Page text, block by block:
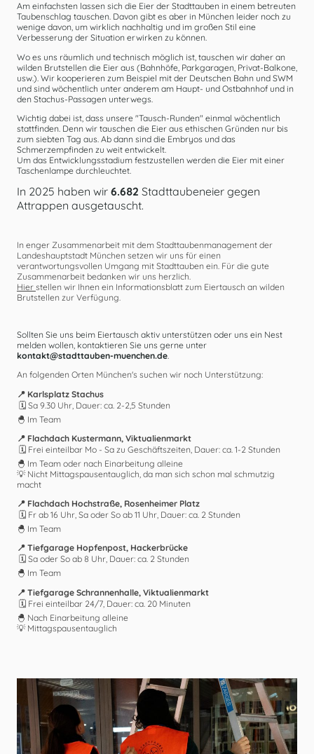
Am einfachsten lassen sich die Eier der Stadttauben in einem betreuten
Taubenschlag tauschen. Davon gibt es aber in München leider noch zu
wenige davon, um wirklich nachhaltig und im großen Stil eine
Verbesserung der Situation erwirken zu können.
Wo es uns räumlich und technisch möglich ist, tauschen wir daher an
wilden Brutstellen die Eier aus (Bahnhöfe, Parkgaragen, Privat-Balkone,
usw.). Wir kooperieren zum Beispiel mit der Deutschen Bahn und SWM
und sind wöchentlich unter anderem am Haupt- und Ostbahnhof und in
den Stachus-Passagen unterwegs.
Wichtig dabei ist, dass unsere "Tausch-Runden" einmal wöchentlich
stattfinden. Denn wir tauschen die Eier aus ethischen Gründen nur bis
zum siebten Tag aus. Ab dann sind die Embryos und das
Schmerzempfinden zu weit entwickelt.
Um das Entwicklungsstadium festzustellen werden die Eier mit einer
Taschenlampe durchleuchtet.
In 2025 haben wir 6.682 Stadttaubeneier gegen
Attrappen ausgetauscht.
In enger Zusammenarbeit mit dem Stadttaubenmanagement der
Landeshauptstadt München setzen wir uns für einen
verantwortungsvollen Umgang mit Stadttauben ein. Für die gute
Zusammenarbeit bedanken wir uns herzlich.
Hier stellen wir Ihnen ein Informationsblatt zum Eiertausch an wilden
Brutstellen zur Verfügung.
Sollten Sie uns beim Eiertausch aktiv unterstützen oder uns ein Nest
melden wollen, kontaktieren Sie uns gerne unter
kontakt@stadttauben-muenchen.de.
An folgenden Orten München's suchen wir noch Unterstützung:
📍 Karlsplatz Stachus
🗓 Sa 9.30 Uhr, Dauer: ca. 2-2,5 Stunden
🐣 Im Team
📍 Flachdach Kustermann, Viktualienmarkt
🗓 Frei einteilbar Mo - Sa zu Geschäftszeiten, Dauer: ca. 1-2 Stunden
🐣 Im Team oder nach Einarbeitung alleine
💡 Nicht Mittagspausentauglich, da man sich schon mal schmutzig
macht
📍 Flachdach Hochstraße, Rosenheimer Platz
🗓 Fr ab 16 Uhr, Sa oder So ab 11 Uhr, Dauer: ca. 2 Stunden
🐣 Im Team
📍 Tiefgarage Hopfenpost, Hackerbrücke
🗓 Sa oder So ab 8 Uhr, Dauer: ca. 2 Stunden
🐣 Im Team
📍 Tiefgarage Schrannenhalle, Viktualienmarkt
🗓 Frei einteilbar 24/7, Dauer: ca. 20 Minuten
🐣 Nach Einarbeitung alleine
💡 Mittagspausentauglich